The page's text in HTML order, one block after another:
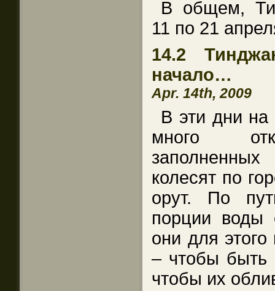
В общем,
11 по 21
14.2
начало…
Apr. 14th, 2009
В эти дни на
много
колесят по
орут. По
порции воды
они для
– чтобы быть
чтобы их